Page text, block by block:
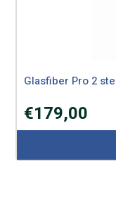
Glasfiber Pro 2
€179,00